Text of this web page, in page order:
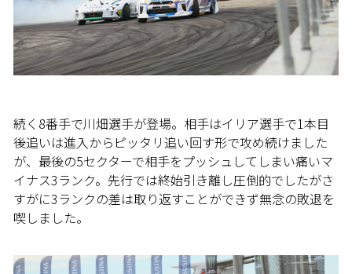
続く8番手で川畑選手が登場。相手はイリア選手で1本目
後追いは進入からピッタリ追い回す形で攻め続けました
が、最後の5セクターで相手をプッシュしてしまい痛いマ
イナス3ランク。先行では終始引き離し圧倒的でしたがさ
すがに3ランクの差は取り返すことができず無念の敗退を
喫しました。